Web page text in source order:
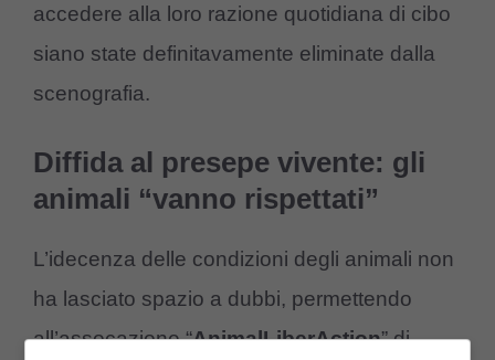
accedere alla loro razione quotidiana di cibo
siano state definitavamente eliminate dalla
scenografia.
Diffida al presepe vivente: gli
animali “vanno rispettati”
L’idecenza delle condizioni degli animali non
ha lasciato spazio a dubbi, permettendo
all’assocazione “AnimalLiberAction” di